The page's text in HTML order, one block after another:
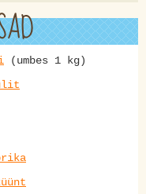
(umbes 1 kg)